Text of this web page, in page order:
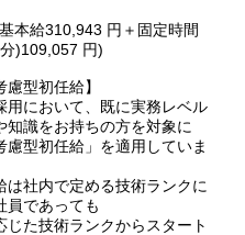
本給310,943 円＋固定時間
)109,057 円)
慮型初任給】
用において、既に実務レベル
知識をお持ちの方を対象に
慮型初任給」を適用していま
は社内で定める技術ランクに
員であっても
じた技術ランクからスタート